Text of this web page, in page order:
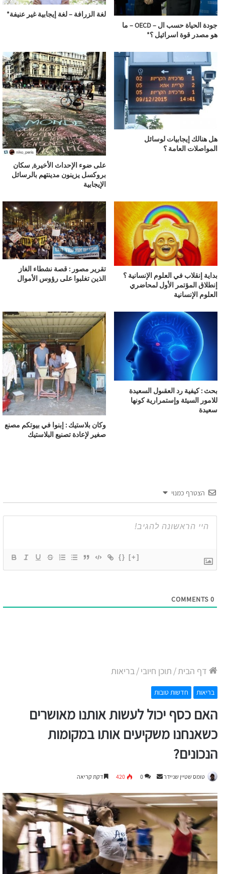
جودة الحياة حسب ال – OECD – ما
هو مصدر قوة اسرائيل ؟*
لغة الزرافة – لغة إيجابية غير عنيفة*
هل هنالك إيجابيات لوسائل
المواصلات العامة ؟
على ضوء الإحداث الأخيرة, سكان
بروكسل يزينون مدينتهم بالرسائل
الإيجابية
بداية إنقلاب في العلوم الإنسانية ؟
إنطلاق المؤتمر الأول لمحاضري
العلوم الإنسانية
تقرير مصور : قصة نشطاء الغاز
الذين تغلبوا على رؤوس الأموال
بحث : كيفية رد العقىول السعيدة
للامور السيئة وإستمرارية كونها
سعيدة
وكان بلاستيك : إبنوا في بيوتكم مصنع
صغير لإعادة تصنيع البلاستيك
הצטרף כמנוי
{} [+]
0
דף הבית/ תוכן חיובי/בריאות
בריאות חדשות טובות
האם כסף יכול לעשות אותנו מאושרים
כשאנחנו משקיעים אותו במקומות
הנכונים?
טומס שטיין שניידר
Send
email
0
420 דקת קריאה